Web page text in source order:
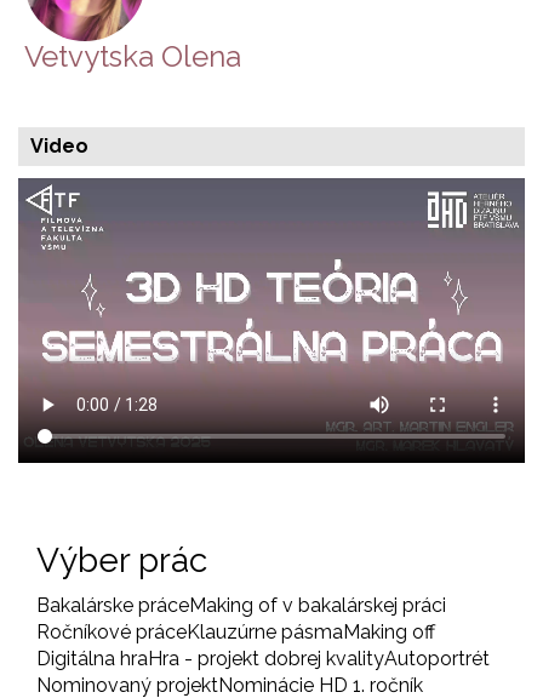
Vetvytska Olena
Video
Výber prác
Bakalárske práceMaking of v bakalárskej práci
Ročníkové práceKlauzúrne pásmaMaking off
Digitálna hraHra - projekt dobrej kvalityAutoportrét
Nominovaný projektNominácie HD 1. ročník